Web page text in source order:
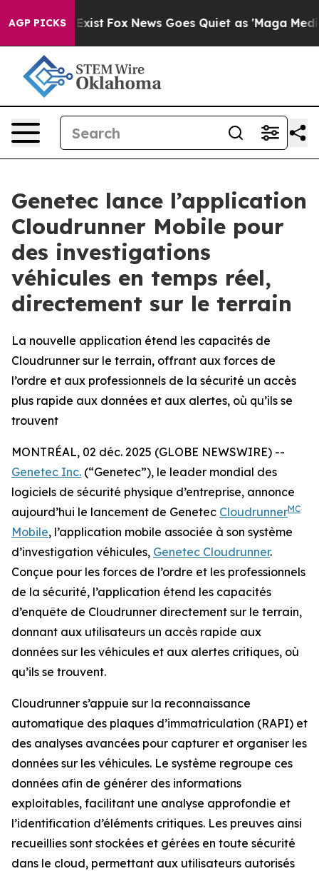
AGP PICKS
Exist Fox News Goes Quiet as 'Maga Media
Genetec lance l’application
Cloudrunner Mobile pour
des investigations
véhicules en temps réel,
directement sur le terrain
La nouvelle application étend les capacités de
Cloudrunner sur le terrain, offrant aux forces de
l’ordre et aux professionnels de la sécurité un accès
plus rapide aux données et aux alertes, où qu’ils se
trouvent
MONTRÉAL, 02 déc. 2025 (GLOBE NEWSWIRE) --
Genetec Inc. (“Genetec”), le leader mondial des
logiciels de sécurité physique d’entreprise, annonce
aujourd’hui le lancement de Genetec CloudrunnerMC
Mobile, l’application mobile associée à son système
d’investigation véhicules, Genetec Cloudrunner.
Conçue pour les forces de l’ordre et les professionnels
de la sécurité, l’application étend les capacités
d’enquête de Cloudrunner directement sur le terrain,
donnant aux utilisateurs un accès rapide aux
données sur les véhicules et aux alertes critiques, où
qu’ils se trouvent.
Cloudrunner s’appuie sur la reconnaissance
automatique des plaques d’immatriculation (RAPI) et
des analyses avancées pour capturer et organiser les
données sur les véhicules. Le système regroupe ces
données afin de générer des informations
exploitables, facilitant une analyse approfondie et
l’identification d’éléments critiques. Les preuves ainsi
recueillies sont stockées et gérées en toute sécurité
dans le cloud, permettant aux utilisateurs autorisés